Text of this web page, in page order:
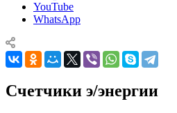
YouTube
WhatsApp
Счетчики э/энергии